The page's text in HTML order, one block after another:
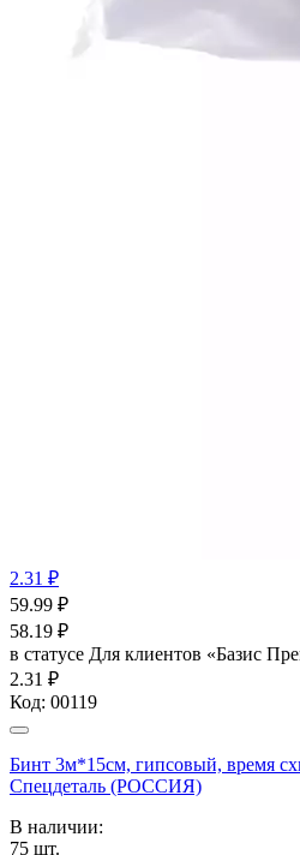
2.31 ₽
59.99 ₽
58.19 ₽
в статусе Для клиентов «Базис
2.31 ₽
Код: 00119
Бинт 3м*15см, гипсовый, время
Спецдеталь (РОССИЯ)
В наличии:
75 шт.